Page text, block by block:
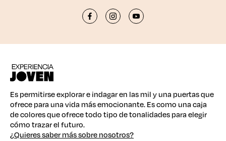
Es permitirse explorar e indagar en las mil y una puertas que
ofrece para una vida más emocionante. Es como una caja
de colores que ofrece todo tipo de tonalidades para elegir
cómo trazar el futuro.
¿Quieres saber más sobre nosotros?